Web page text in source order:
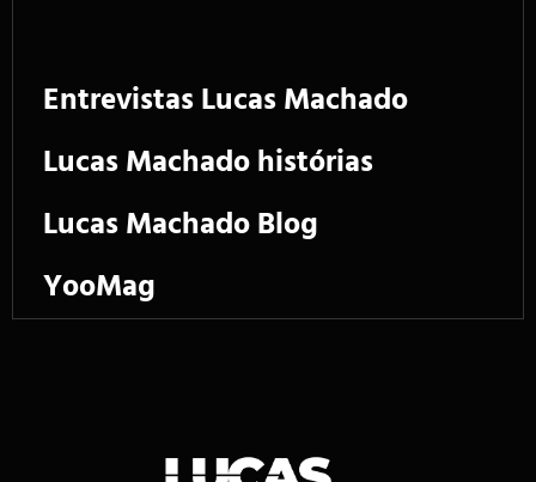
Entrevistas Lucas Machado
Lucas Machado histórias
Lucas Machado Blog
YooMag